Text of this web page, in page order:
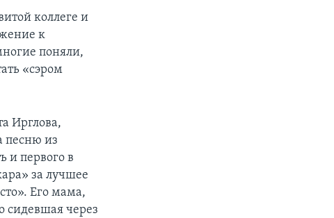
коллеге и
к
поняли,
«сэром
Ирглова,
песню из
и первого в
за лучшее
Его мама,
сидевшая через